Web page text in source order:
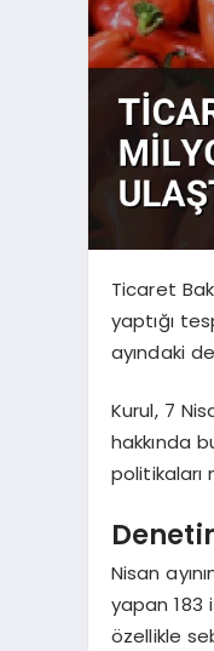
Ticaret
yaptığı
ayındaki
Kurul, 7
hakkında
politikaları
Nisan
yapan 183
özellikle